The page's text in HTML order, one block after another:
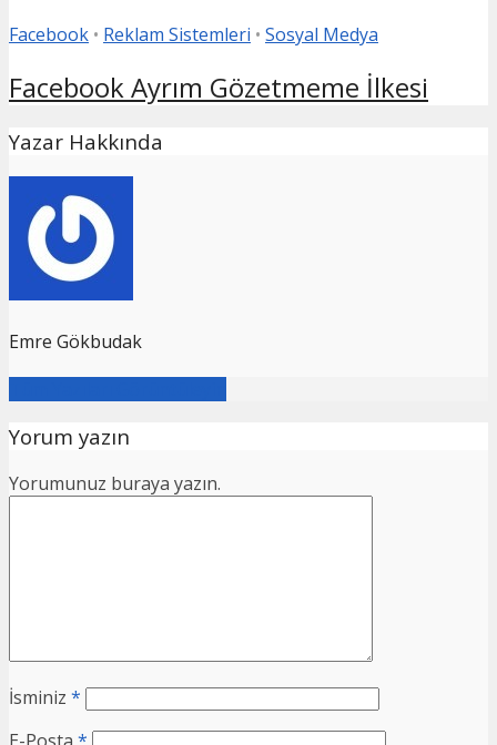
Facebook • Reklam Sistemleri • Sosyal Medya
Facebook Ayrım Gözetmeme İlkesi
Yazar Hakkında
Emre Gökbudak
Yorum yazın
Yorumunuz buraya yazın.
İsminiz *